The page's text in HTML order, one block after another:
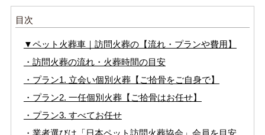
目次
▼ペット火葬車｜訪問火葬の【流れ・プランや費用】
・訪問火葬の流れ・火葬時間の目安
・プラン1. 立会い個別火葬【ご拾骨をご自身で】
・プラン2. 一任個別火葬【ご拾骨はお任せ】
・プラン3. すべてお任せ
・業者選びは「日本ペット訪問火葬協会」会員を目安